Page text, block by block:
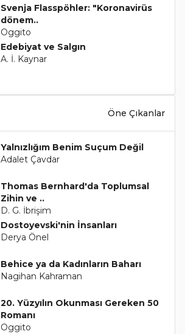
Svenja Flasspöhler: "Koronavirüs
dönem..
Oggito
Edebiyat ve Salgın
A. İ. Kaynar
Öne Çıkanlar
Yalnızlığım Benim Suçum Değil
Adalet Çavdar
Thomas Bernhard'da Toplumsal
Zihin ve ..
D. G. İbrişim
Dostoyevski'nin İnsanları
Derya Önel
Behice ya da Kadınların Baharı
Nagihan Kahraman
20. Yüzyılın Okunması Gereken 50
Romanı
Oggito